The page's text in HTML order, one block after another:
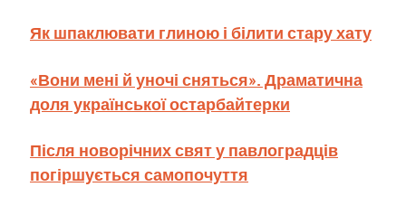
Як шпаклювати глиною і білити стару хату
«Вони мені й уночі сняться». Драматична
доля української остарбайтерки
Після новорічних свят у павлоградців
погіршується самопочуття